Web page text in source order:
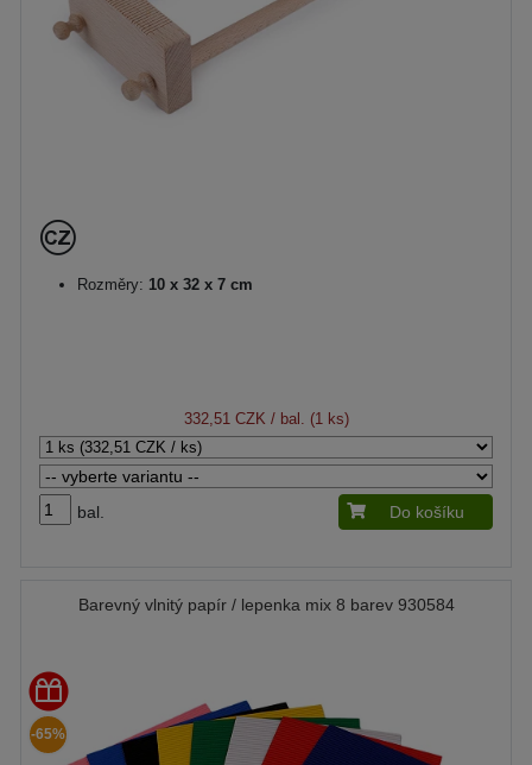
Rozměry: 10 x 32 x 7 cm
332,51 CZK / bal. (1 ks)
bal. Do košíku
Barevný vlnitý papír / lepenka mix 8 barev 930584
-65%